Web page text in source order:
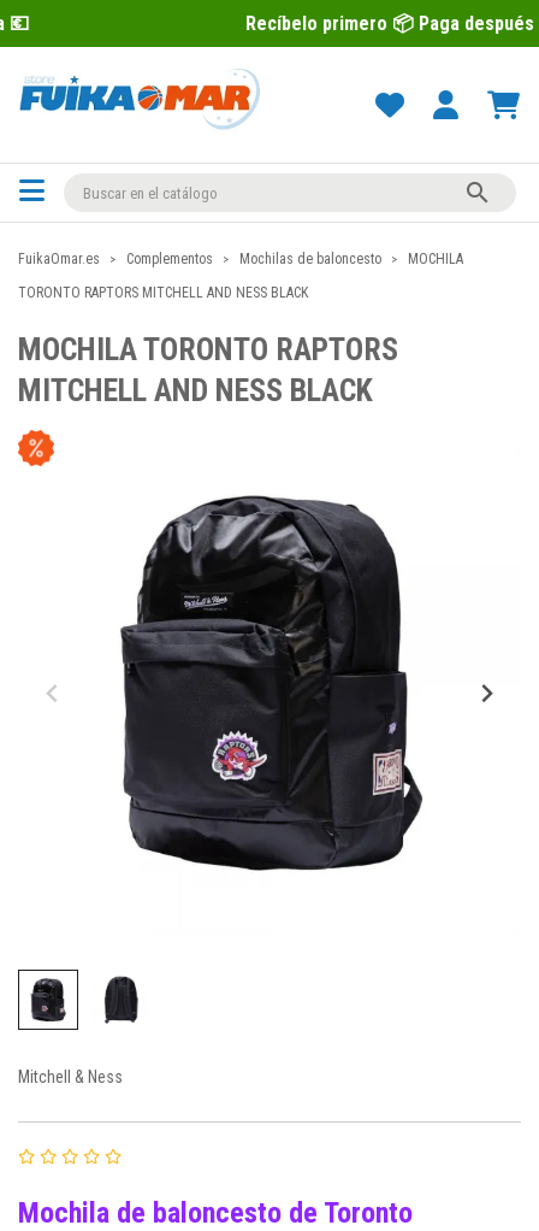
Recíbelo primero 📦 Paga después con

FuikaOmar.es Complementos Mochilas de baloncesto
MOCHILA
TORONTO RAPTORS MITCHELL AND NESS BLACK
MOCHILA TORONTO RAPTORS
MITCHELL AND NESS BLACK
Mitchell & Ness
Mochila de baloncesto de Toronto